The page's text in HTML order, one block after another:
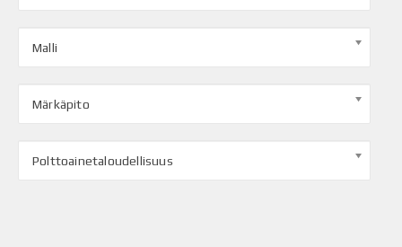
Malli
Märkäpito
Polttoainetaloudellisuus